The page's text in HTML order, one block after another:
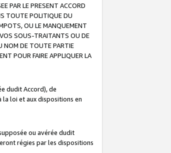
PAR LE PRESENT ACCORD
TOUTE POLITIQUE DU
OU LE MANQUEMENT
VOS SOUS-TRAITANTS OU DE
NOM DE TOUTE PARTIE
POUR FAIRE APPLIQUER LA
dudit Accord), de
la loi et aux dispositions en
ou avérée dudit
régies par les dispositions